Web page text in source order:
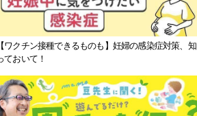
【ワクチン接種できるものも】妊婦の感染症対策、知
ておいて！